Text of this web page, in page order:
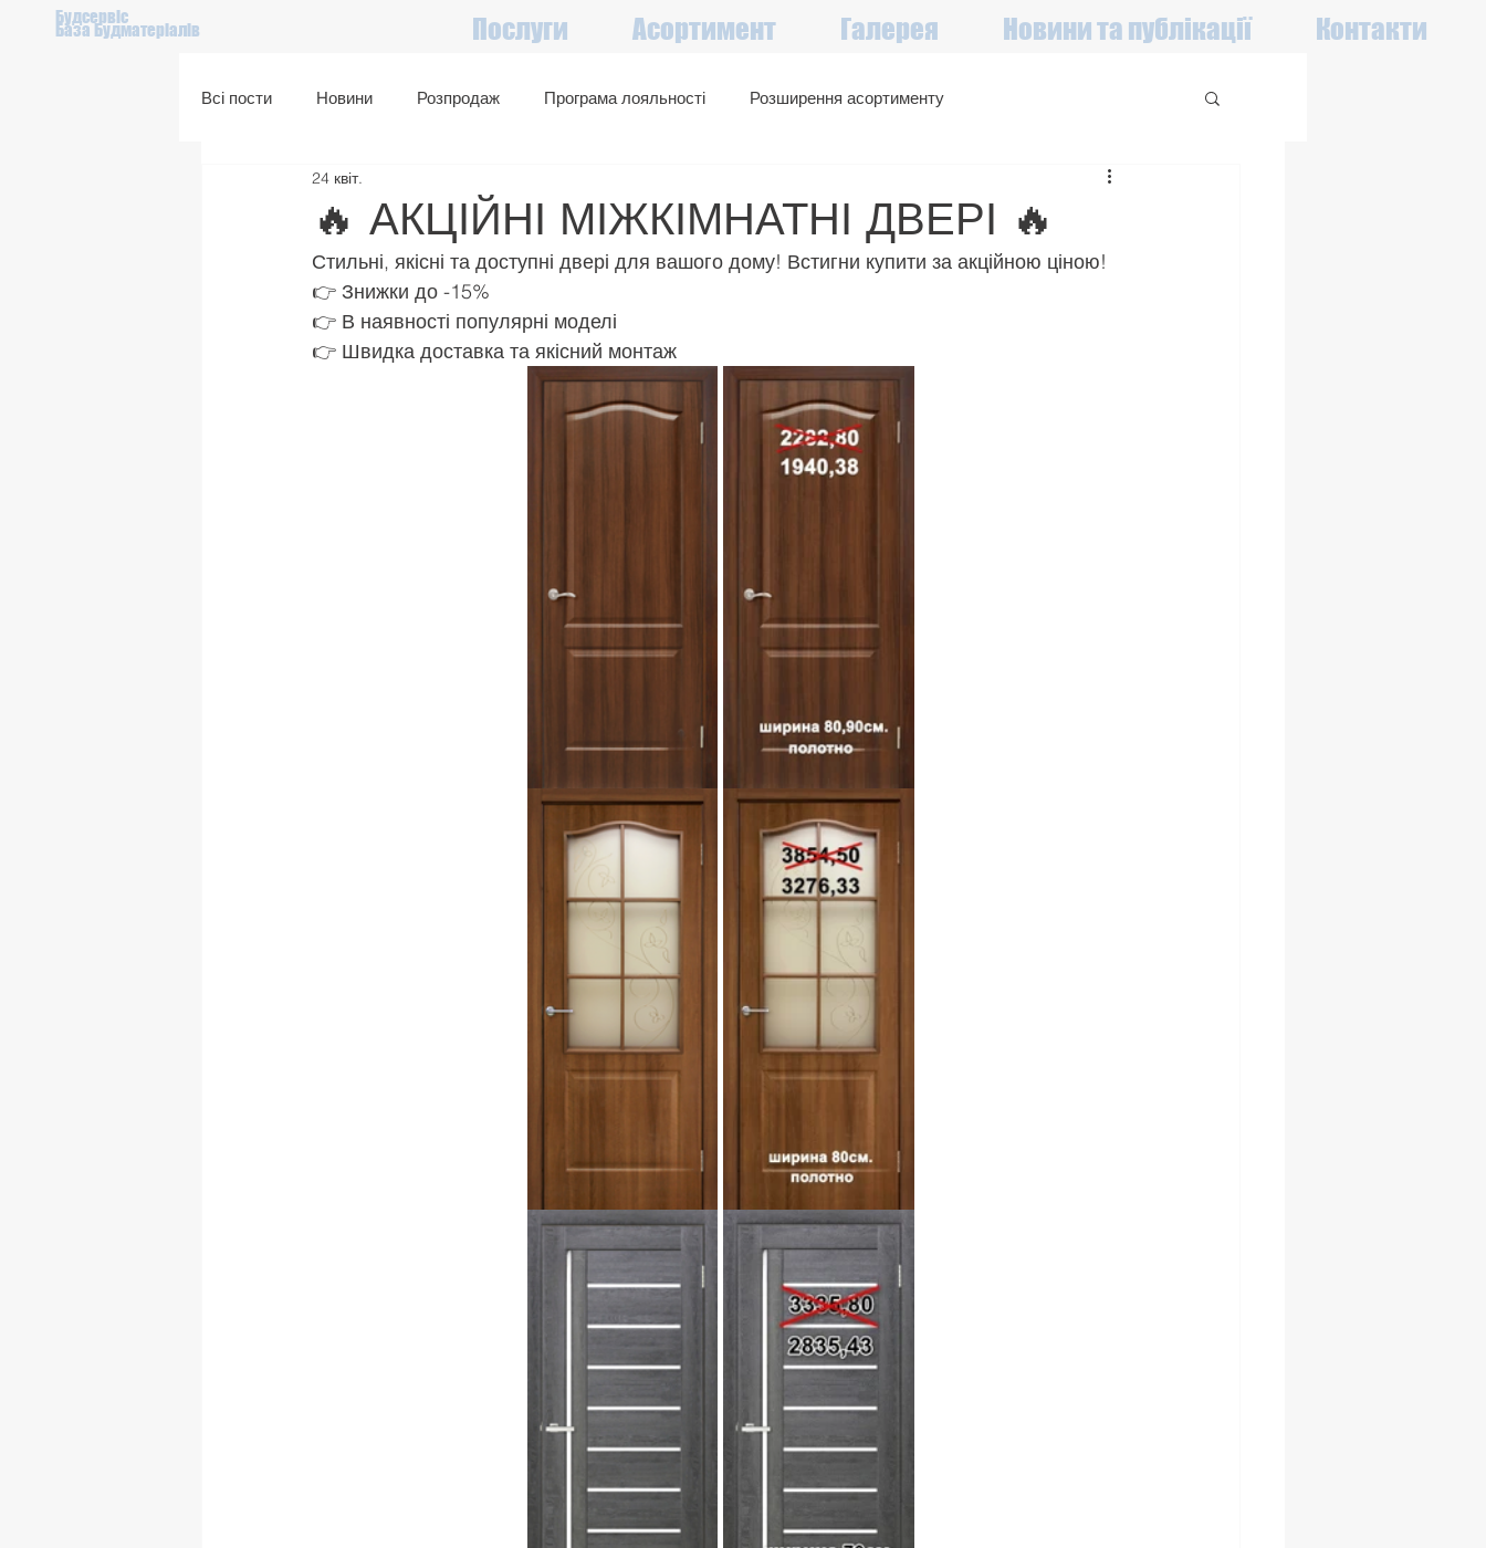
Будсервіс
База Будматеріалів Послуги Асортимент Галерея Новини та публікації Контакти
Всі пости Новини Розпродаж Програма лояльності Розширення асортименту
Подарунковий сертифікат
🔥 АКЦІЙНІ МІЖКІМНАТНІ ДВЕРІ 🔥
24 квіт.
Стильні, якісні та доступні двері для вашого дому! Встигни купити за акційною ціною!
👉 Знижки до -15%
👉 В наявності популярні моделі
👉 Швидка доставка та якісний монтаж